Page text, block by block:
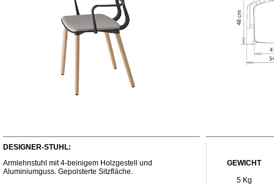
DESIGNER-STUHL:
Armlehnstuhl mit 4-beinigem Holzgestell und
Aluminiumguss. Gepolsterte Sitzfläche.
GEWICHT
5 Kg